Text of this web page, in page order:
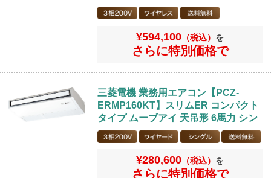
10馬力 個別フォー 省エネ型 三相
200V ワイヤレスリモコン
¥594,100 （税込） を
さらに特別価格で
三菱電機 業務用エアコン【PCZ-
ERMP160KT】スリムER コンパクト
タイプ ムーブアイ 天吊形 6馬力 シン
グル 標準型 三相200V ワイヤードリ
モコン
¥280,600 （税込） を
さらに特別価格で